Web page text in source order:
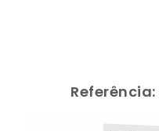
Referência: